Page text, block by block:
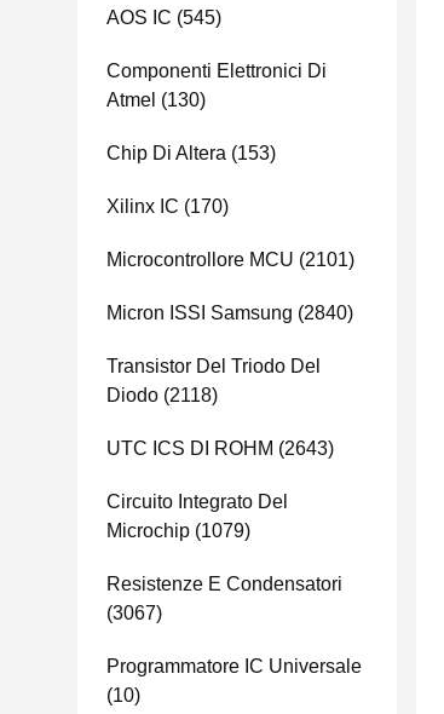
AOS IC (545)
Componenti Elettronici Di
Atmel (130)
Chip Di Altera (153)
Xilinx IC (170)
Microcontrollore MCU (2101)
Micron ISSI Samsung (2840)
Transistor Del Triodo Del
Diodo (2118)
UTC ICS DI ROHM (2643)
Circuito Integrato Del
Microchip (1079)
Resistenze E Condensatori
(3067)
Programmatore IC Universale
(10)